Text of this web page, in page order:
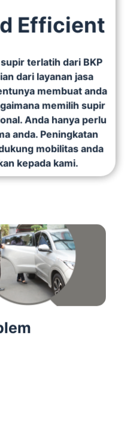
Efficient
terlatih dari BKP
dari layanan jasa
membuat anda
memilih supir
Anda hanya perlu
anda. Peningkatan
mobilitas anda
kepada kami.